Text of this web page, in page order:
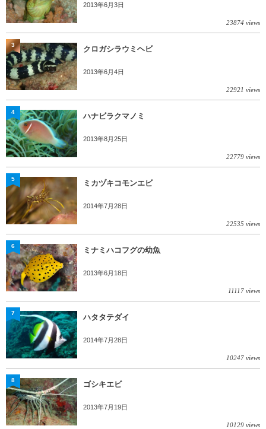
2013年6月3日
23874 views
クロガシラウミヘビ
2013年6月4日
22921 views
3
ハナビラクマノミ
2013年8月25日
22779 views
4
ミカヅキコモンエビ
2014年7月28日
22535 views
5
ミナミハコフグの幼魚
2013年6月18日
11117 views
6
ハタタテダイ
2014年7月28日
10247 views
7
ゴシキエビ
2013年7月19日
10129 views
8